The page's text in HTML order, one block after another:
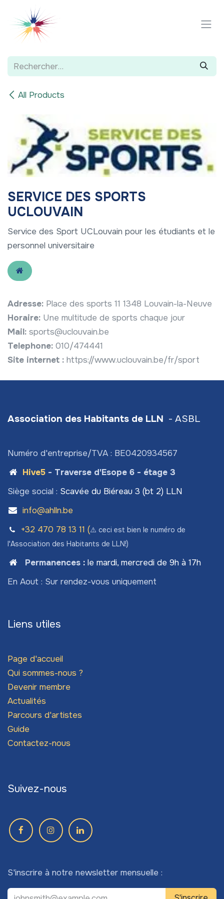
All Products
SERVICE DES SPORTS
UCLOUVAIN
Service des Sport UCLouvain pour les étudiants et le
personnel universitaire
Adresse: Place des sports 11 1348 Louvain-la-Neuve
Horaire: Une multitude de sports chaque jour
Mail: sports@uclouvain.be
Telephone: 010/474441
Site internet : https://www.uclouvain.be/fr/sport
Association des Habitants de LLN - ASBL
Numéro d'entreprise/TVA : BE0420934567
Hive5- Traverse d'Esope 6 - étage 3
Siège social : Scavée du Biéreau 3 (bt 2) LLN
info@ahlln.be
+32 470 78​ 13 11 (⚠️ ceci est bien le numéro de
l'Association des Habitants de LLN!)
Permanences: le mardi, mercredi de 9h à 17h
En Aout : Sur rendez-vous uniquement
Liens utiles
Page d'accueil
Qui sommes-nous ?
Devenir membre
Actualités
Parcours d'artistes
Guide
Contactez-nous
Suivez-nous
S'inscrire à notre newsletter mensuelle :